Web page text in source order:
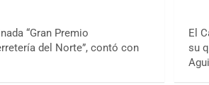
“Gran Premio
del Norte”, contó con
El
su